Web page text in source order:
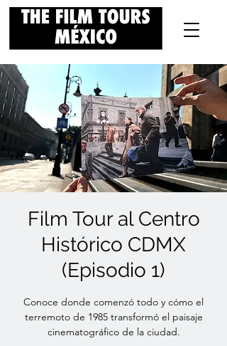
Film Tour al Centro
Histórico CDMX
(Episodio 1)
Conoce donde comenzó todo y cómo el
terremoto de 1985 transformó el paisaje
cinematográfico de la ciudad.